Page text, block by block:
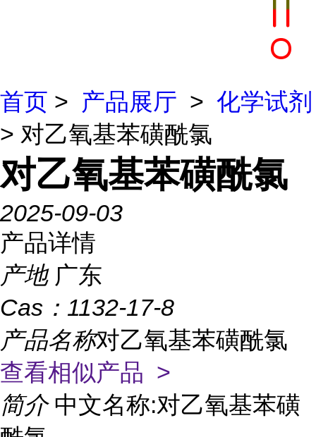
首页 > 产品展厅 > 化学试剂
> 对乙氧基苯磺酰氯
对乙氧基苯磺酰氯
2025-09-03
产品详情
产地 广东
Cas： 1132-17-8
产品名称对乙氧基苯磺酰氯
查看相似产品 >
简介 中文名称:对乙氧基苯磺